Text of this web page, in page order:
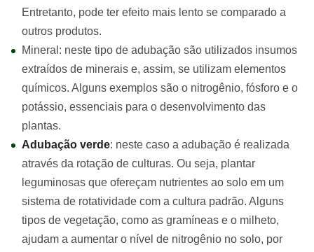
Entretanto, pode ter efeito mais lento se comparado a
outros produtos.
Mineral: neste tipo de adubação são utilizados insumos
extraídos de minerais e, assim, se utilizam elementos
químicos. Alguns exemplos são o nitrogênio, fósforo e o
potássio, essenciais para o desenvolvimento das
plantas.
Adubação verde: neste caso a adubação é realizada
através da rotação de culturas. Ou seja, plantar
leguminosas que ofereçam nutrientes ao solo em um
sistema de rotatividade com a cultura padrão. Alguns
tipos de vegetação, como as gramíneas e o milheto,
ajudam a aumentar o nível de nitrogênio no solo, por